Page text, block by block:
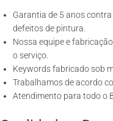
Garantia de 5 anos
defeitos de pintura.
Nossa equipe e
o serviço.
Keywords fabricado sob
Trabalhamos de acordo
Atendimento para todo o